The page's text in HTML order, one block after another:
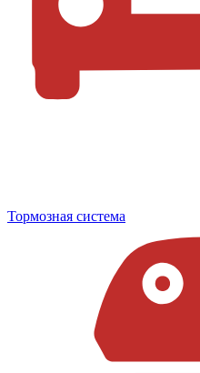
Тормозная система